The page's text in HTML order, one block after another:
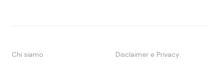
Chi siamo Disclaimer e Privacy